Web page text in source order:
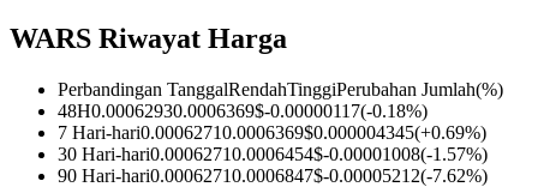
Derivatif saham, forex, logam mulia, dan komoditas
WARS Riwayat Harga
Perbandingan TanggalRendahTinggiPerubahan Jumlah(%)
48H0.00062930.0006369$-0.00000117(-0.18%)
7 Hari-hari0.00062710.0006369$0.000004345(+0.69%)
30 Hari-hari0.00062710.0006454$-0.00001008(-1.57%)
90 Hari-hari0.00062710.0006847$-0.00005212(-7.62%)